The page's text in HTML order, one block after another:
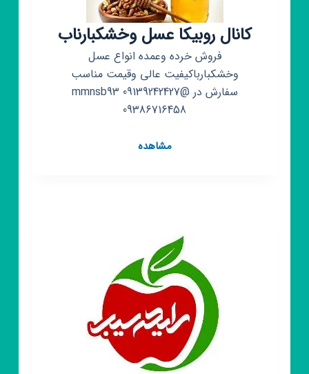
کانال روبیکا عسل وخشکبارناب
فروش خرده وعمده انواع عسل
وخشکبارباکیفیت عالی وقیمت مناسب
سفارش در @mmnsb93 09139242427
09386716458
مشاهدهکانال